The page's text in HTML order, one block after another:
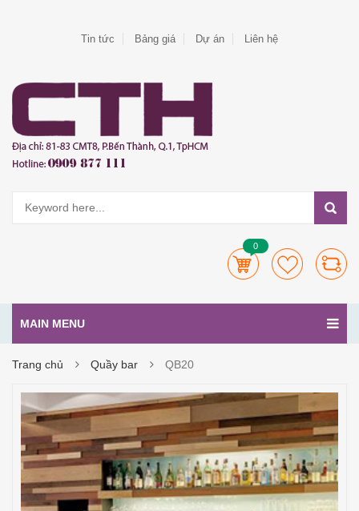
Tin tức Bảng giá Dự án Liên hệ
0
MAIN MENU
Trang chủ Quầy bar QB20